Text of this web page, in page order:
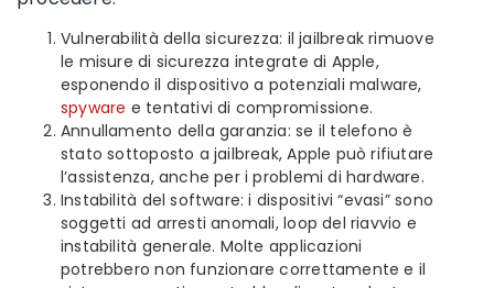
Vulnerabilità della sicurezza: il jailbreak rimuove
le misure di sicurezza integrate di Apple,
esponendo il dispositivo a potenziali malware,
spyware e tentativi di compromissione.
Annullamento della garanzia: se il telefono è
stato sottoposto a jailbreak, Apple può rifiutare
l’assistenza, anche per i problemi di hardware.
Instabilità del software: i dispositivi “evasi” sono
soggetti ad arresti anomali, loop del riavvio e
instabilità generale. Molte applicazioni
potrebbero non funzionare correttamente e il